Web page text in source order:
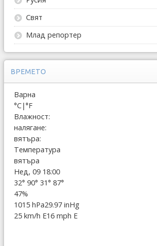
Свят
Млад репортер
ВРЕМЕТО
Варна
°C|°F
Влажност:
налягане:
вятъра:
Температура
вятъра
Нед, 09 18:00
32° 90° 31° 87°
47%
1015 hPa29.97 inHg
25 km/h E16 mph E